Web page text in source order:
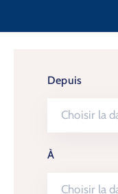
Depuis
À